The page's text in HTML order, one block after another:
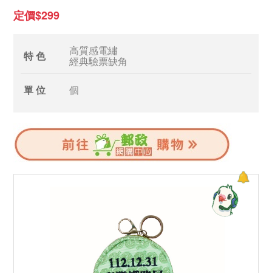
定價$299
特 色 高質感電繡
經典驗票缺角
單 位 個